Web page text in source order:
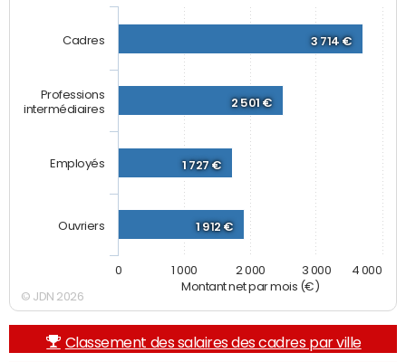
Montant net par mois (€)
3 714 €
2 501 €
1 727 €
1 912 €
Cadres
Professions
intermédiaires
Employés
Ouvriers
0 1 000 2 000 3 000 4 000
© JDN 2026
Classement des salaires des cadres par ville